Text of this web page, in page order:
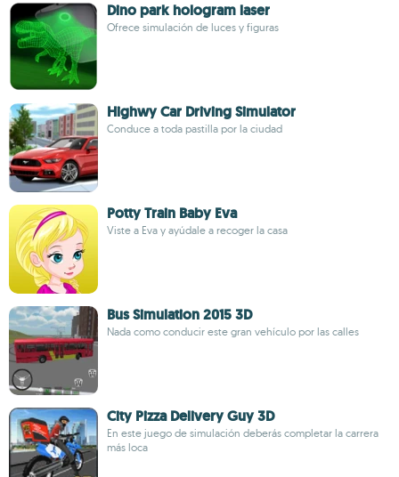
Dino park hologram laser
Ofrece simulación de luces y figuras
Highwy Car Driving Simulator
Conduce a toda pastilla por la ciudad
Potty Train Baby Eva
Viste a Eva y ayúdale a recoger la casa
Bus Simulation 2015 3D
Nada como conducir este gran vehículo por las calles
City Pizza Delivery Guy 3D
En este juego de simulación deberás completar la carrera
más loca